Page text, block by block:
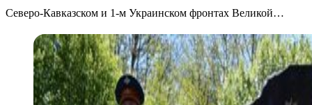
Северо-Кавказском и 1-м Украинском фронтах Великой…